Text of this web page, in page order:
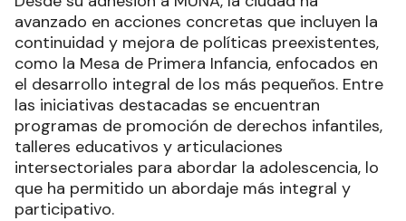
avanzado en acciones concretas que incluyen la
continuidad y mejora de políticas preexistentes,
como la Mesa de Primera Infancia, enfocados en
el desarrollo integral de los más pequeños. Entre
las iniciativas destacadas se encuentran
programas de promoción de derechos infantiles,
talleres educativos y articulaciones
intersectoriales para abordar la adolescencia, lo
que ha permitido un abordaje más integral y
participativo.